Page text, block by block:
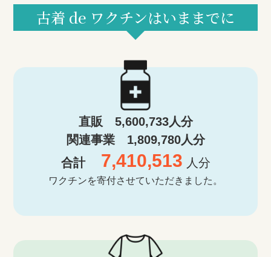
古着 de ワクチンはいままでに
直販 5,600,733人分
関連事業 1,809,780人分
合計 7,410,513 人分
ワクチンを寄付させていただきました。